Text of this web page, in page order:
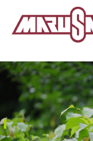
Main Navigation